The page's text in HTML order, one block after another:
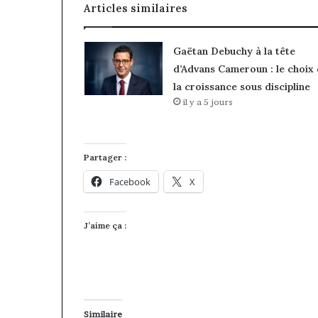
Articles similaires
Gaëtan Debuchy à la tête
d’Advans Cameroun : le choix
la croissance sous discipline
il y a 5 jours
Partager :
Facebook X
J’aime ça :
Similaire